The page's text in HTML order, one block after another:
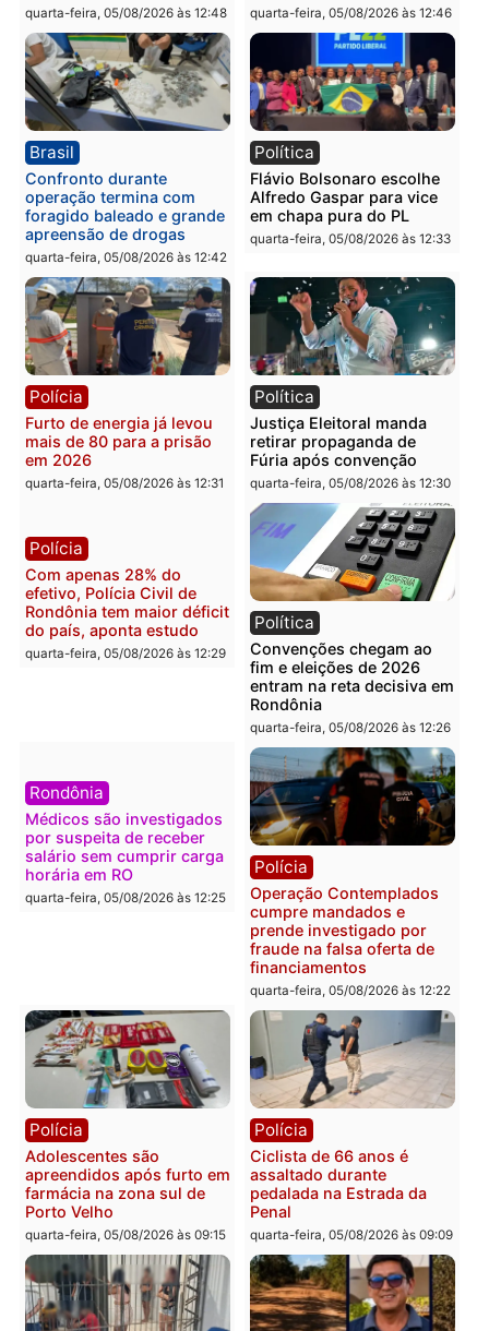
Política
Violência domina o debate
eleitoral e segurança vira
principal arma dos
candidatos ao Governo de
Rondônia
quarta-feira, 05/08/2026 às 12:48
Polícia
O dinheiro do crime: PF
apreende R$ 2 milhões
Porto Velho e expõe
esquema milionário de
lavagem
quarta-feira, 05/08/2026 às
Brasil
Confronto durante
operação termina com
foragido baleado e grande
apreensão de drogas
quarta-feira, 05/08/2026 às 12:42
Política
Flávio Bolsonaro escolhe
Alfredo Gaspar para vice
em chapa pura do PL
Política
Justiça Eleitoral manda
retirar propaganda de
Fúria após convenção
quarta-feira, 05/08/2026 às
Polícia
Com apenas 28% do
efetivo, Polícia Civil de
Rondônia tem maior déficit
Política
Convenções chegam ao
fim e eleições de 2026
entram na reta decisiva
Rondônia
quarta-feira, 05/08/2026 às
Rondônia
Médicos são investigados
por suspeita de receber
salário sem cumprir carga
horária em RO
quarta-feira, 05/08/2026 às 12:25
Polícia
Operação Contemplados
cumpre mandados e
prende investigado por
fraude na falsa oferta de
financiamentos